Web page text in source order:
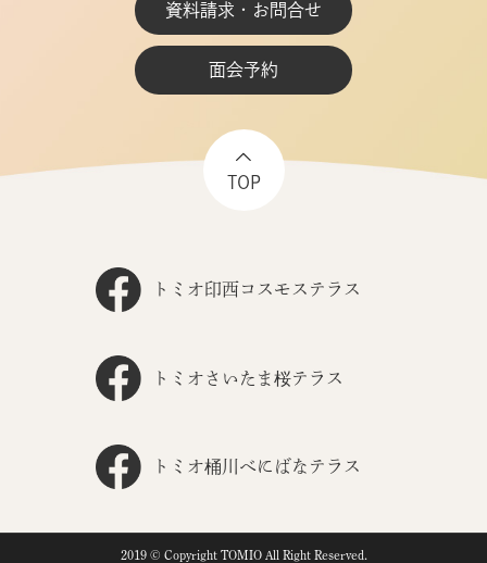
資料請求・お問合せ
面会予約
TOP
トミオ印西コスモステラス
トミオさいたま桜テラス
トミオ桶川べにばなテラス
2019 © Copyright TOMIO All Right Reserved.